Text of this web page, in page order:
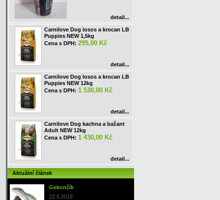
detail...
Carnilove Dog losos a krocan LB
Puppies NEW 1,5kg
Cena s DPH: 295,00 Kč
detail...
Carnilove Dog losos a krocan LB
Puppies NEW 12kg
Cena s DPH: 1 530,00 Kč
detail...
Carnilove Dog kachna a bažant
Adult NEW 12kg
Cena s DPH: 1 430,00 Kč
detail...
Aktuální článek
Gekončík
22.5.2018